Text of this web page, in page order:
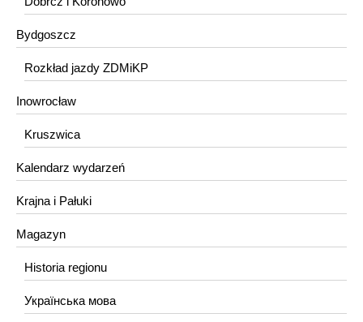
Bydgoszcz
Rozkład jazdy ZDMiKP
Inowrocław
Kruszwica
Kalendarz wydarzeń
Krajna i Pałuki
Magazyn
Historia regionu
Українська мова